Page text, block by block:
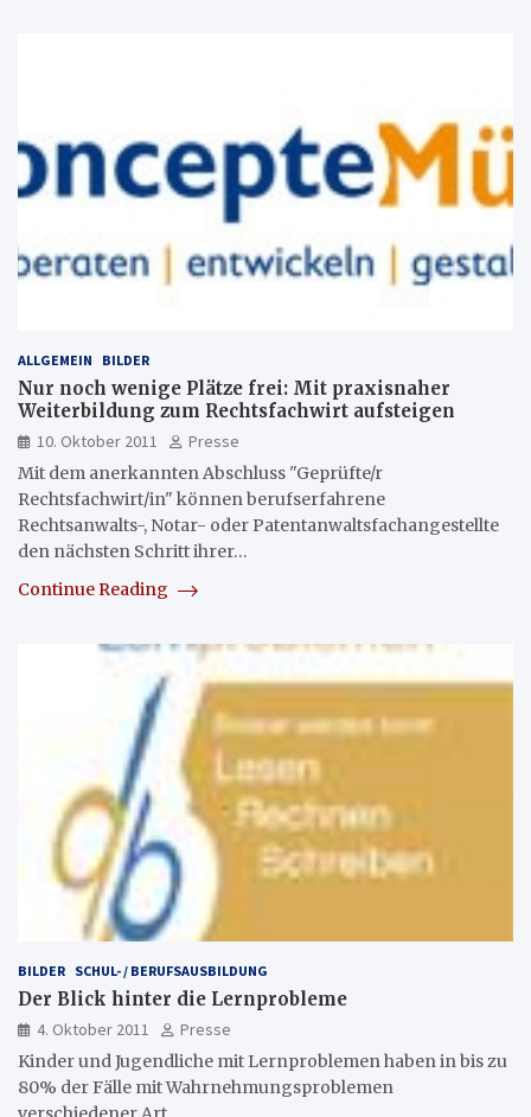
ALLGEMEIN BILDER
Nur noch wenige Plätze frei: Mit praxisnaher
Weiterbildung zum Rechtsfachwirt aufsteigen
10. Oktober 2011
Presse
Mit dem anerkannten Abschluss "Geprüfte/r
Rechtsfachwirt/in" können berufserfahrene
Rechtsanwalts-, Notar- oder Patentanwaltsfachangestellte
den nächsten Schritt ihrer…
Continue Reading
BILDER SCHUL- / BERUFSAUSBILDUNG
Der Blick hinter die Lernprobleme
4. Oktober 2011
Presse
Kinder und Jugendliche mit Lernproblemen haben in bis zu
80% der Fälle mit Wahrnehmungsproblemen